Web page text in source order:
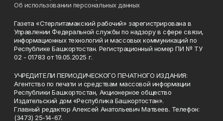
Об использовании персональных данных
Газета «Стерлитамакский рабочий» зарегистрирована в
Управлении Федеральной службы по надзору в сфере связи,
информационных технологий и массовых коммуникаций по
Республике Башкортостан. Регистрационный номер ПИ № ТУ
02 - 01783 от 19.05.2025 г.
УЧРЕДИТЕЛИ ПЕРИОДИЧЕСКОГО ПЕЧАТНОГО ИЗДАНИЯ:
Агентство по печати и средствам массовой информации
Республики Башкортостан, Акционерное общество
Издательский дом «Республика Башкортостан».
Главный редактор Алексей Анатольевич Матвеев. Телефон:
(3473) 25-14-67.